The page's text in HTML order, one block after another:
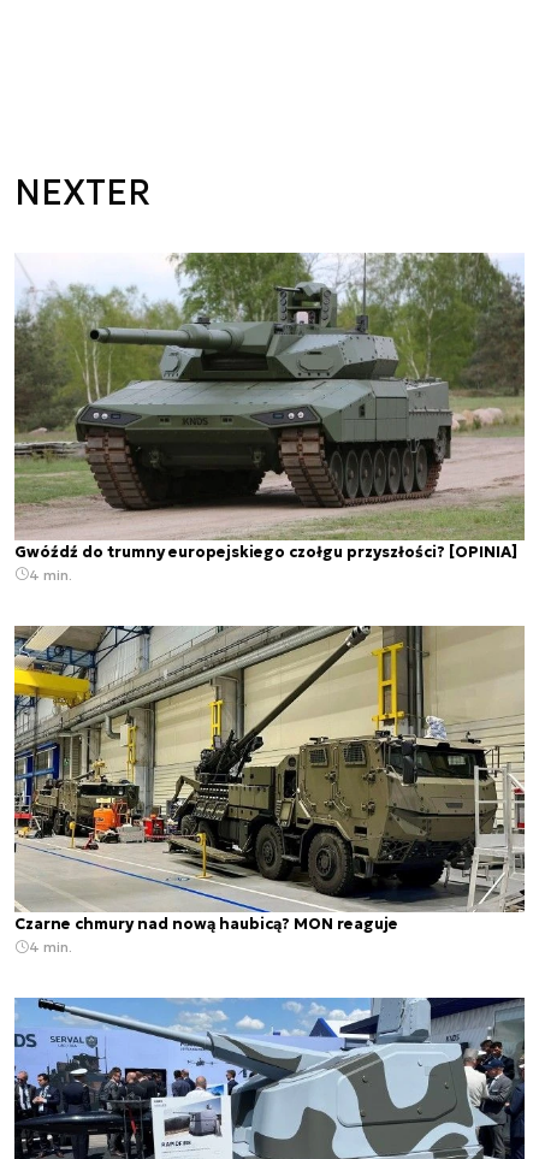
NEXTER
Gwóźdź do trumny europejskiego czołgu przyszłości? [OPINIA]
4 min.
Czarne chmury nad nową haubicą? MON reaguje
4 min.